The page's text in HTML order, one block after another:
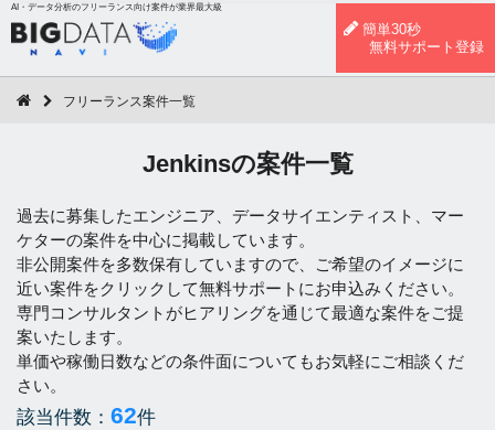
AI・データ分析のフリーランス向け案件が業界最大級
簡単30秒
無料サポート登録
フリーランス案件一覧
Jenkinsの案件一覧
過去に募集したエンジニア、データサイエンティスト、マー
ケターの案件を中心に掲載しています。
非公開案件を多数保有していますので、ご希望のイメージに
近い案件をクリックして無料サポートにお申込みください。
専門コンサルタントがヒアリングを通じて最適な案件をご提
案いたします。
単価や稼働日数などの条件面についてもお気軽にご相談くだ
さい。
該当件数： 62件